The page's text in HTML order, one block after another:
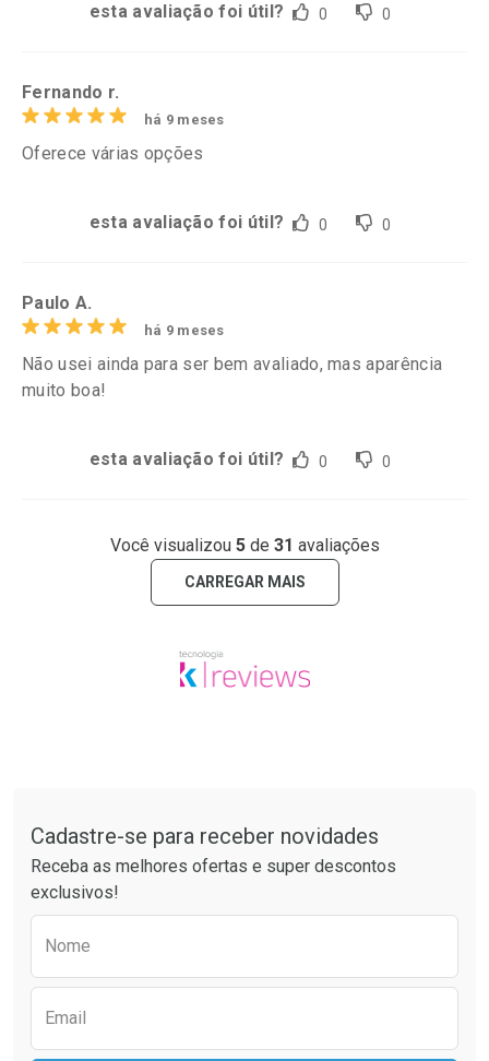
esta avaliação foi útil? 0 0
Fernando r.
há 9 meses
Oferece várias opções
esta avaliação foi útil? 0 0
Paulo A.
há 9 meses
Não usei ainda para ser bem avaliado, mas aparência
muito boa!
esta avaliação foi útil? 0 0
Você visualizou 5de 31 avaliações
CARREGAR MAIS
Cadastre-se para receber novidades
Receba as melhores ofertas e super descontos
exclusivos!
Nome
Email